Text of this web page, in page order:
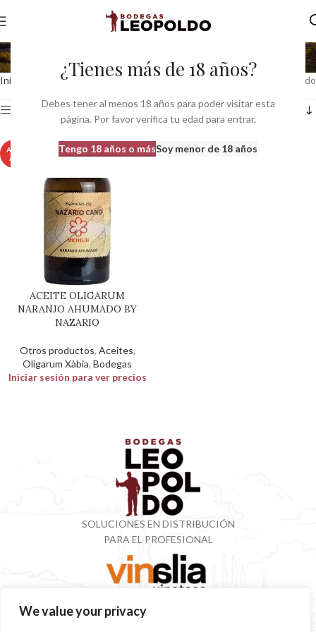
¿Tienes más de 18 años?
Debes tener al menos 18 años para poder visitar esta
página. Por favor verifica tu edad para entrar.
Tengo 18 años o másSoy menor de 18 años
We value your privacy
ahumado
Inicio Productos etiquetados “ahumado” Mostrando el único resultado
Ver barra lateral
AGOT
ADO
ACEITE OLIGARUM
NARANJO AHUMADO BY
NAZARIO
Otros productos, Aceites,
Oligarum Xàbia, Bodegas
Iniciar sesión para ver precios
SOLUCIONES EN DISTRIBUCIÓN
PARA EL PROFESIONAL
VINOTECA CON MÁS DE 50 AÑOS ESPECIALIZADOS